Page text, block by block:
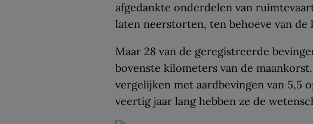
afgedankte onderdelen van
laten neerstorten, ten behoeve van de
Maar 28 van de geregistreerde
bovenste kilometers van de
vergelijken met aardbevingen van 5,5
veertig jaar lang hebben ze de